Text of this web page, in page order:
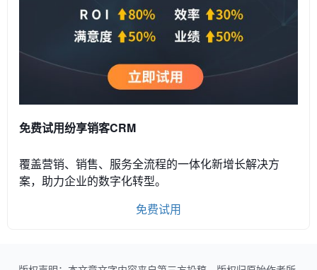
免费试用纷享销客CRM
覆盖营销、销售、服务全流程的一体化新增长解决方
案，助力企业的数字化转型。
免费试用